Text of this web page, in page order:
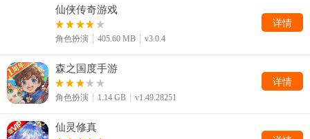
仙侠传奇游戏
角色扮演 405.60 MB v3.0.4
详情
森之国度手游
角色扮演 1.14 GB v1.49.28251
详情
仙灵修真